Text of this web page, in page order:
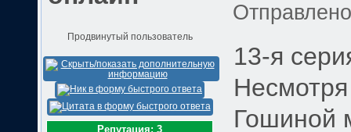
Продвинутый пользователь
Репутация: 3
13-я
Гошиной